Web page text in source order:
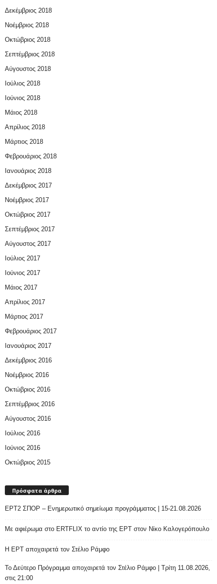
Δεκέμβριος 2018
Νοέμβριος 2018
Οκτώβριος 2018
Σεπτέμβριος 2018
Αύγουστος 2018
Ιούλιος 2018
Ιούνιος 2018
Μάιος 2018
Απρίλιος 2018
Μάρτιος 2018
Φεβρουάριος 2018
Ιανουάριος 2018
Δεκέμβριος 2017
Νοέμβριος 2017
Οκτώβριος 2017
Σεπτέμβριος 2017
Αύγουστος 2017
Ιούλιος 2017
Ιούνιος 2017
Μάιος 2017
Απρίλιος 2017
Μάρτιος 2017
Φεβρουάριος 2017
Ιανουάριος 2017
Δεκέμβριος 2016
Νοέμβριος 2016
Οκτώβριος 2016
Σεπτέμβριος 2016
Αύγουστος 2016
Ιούλιος 2016
Ιούνιος 2016
Οκτώβριος 2015
Πρόσφατα άρθρα
ΕΡΤ2 ΣΠΟΡ – Ενημερωτικό σημείωμα προγράμματος | 15-21.08.2026
Με αφιέρωμα στο ERTFLIX το αντίο της ΕΡΤ στον Νίκο Καλογερόπουλο
Η ΕΡΤ αποχαιρετά τον Στέλιο Ράμφο
Το Δεύτερο Πρόγραμμα αποχαιρετά τον Στέλιο Ράμφο | Τρίτη 11.08.2026,
στις 21:00